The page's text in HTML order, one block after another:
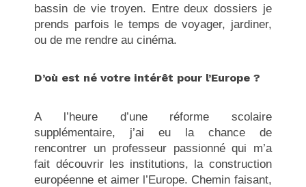
bassin de vie troyen. Entre deux dossiers je
prends parfois le temps de voyager, jardiner,
ou de me rendre au cinéma.
D’où est né votre intérêt pour l’Europe ?
A l’heure d’une réforme scolaire
supplémentaire, j’ai eu la chance de
rencontrer un professeur passionné qui m’a
fait découvrir les institutions, la construction
européenne et aimer l’Europe. Chemin faisant,